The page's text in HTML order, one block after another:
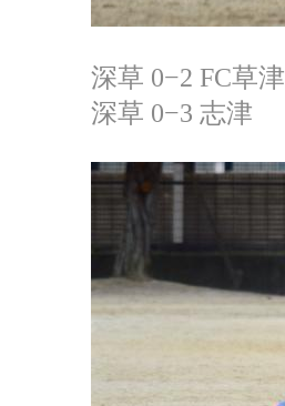
深草 0−2 FC草津
深草 0−3 志津